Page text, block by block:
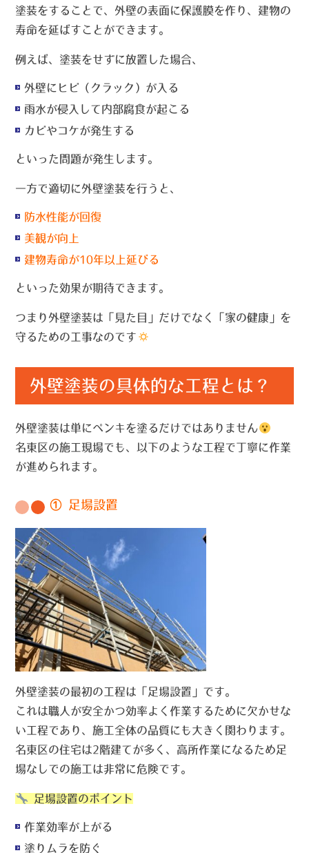
塗装をすることで、外壁の表面に保護膜を作り、建物の
寿命を延ばすことができます。
例えば、塗装をせずに放置した場合、
外壁にヒビ（クラック）が入る
雨水が侵入して内部腐食が起こる
カビやコケが発生する
といった問題が発生します。
一方で適切に外壁塗装を行うと、
防水性能が回復
美観が向上
建物寿命が10年以上延びる
といった効果が期待できます。
つまり外壁塗装は「見た目」だけでなく「家の健康」を
守るための工事なのです
外壁塗装の具体的な工程とは？
外壁塗装は単にペンキを塗るだけではありません
名東区の施工現場でも、以下のような工程で丁寧に作業
が進められます。
① 足場設置
外壁塗装の最初の工程は「足場設置」です。
これは職人が安全かつ効率よく作業するために欠かせな
い工程であり、施工全体の品質にも大きく関わります。
名東区の住宅は2階建てが多く、高所作業になるため足
場なしでの施工は非常に危険です。
足場設置のポイント
作業効率が上がる
塗りムラを防ぐ